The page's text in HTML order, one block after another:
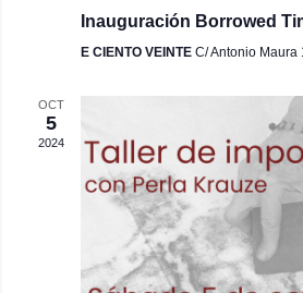
Inauguración Borrowed
E CIENTO VEINTE C/ Antonio Maura
OCT
5
2024